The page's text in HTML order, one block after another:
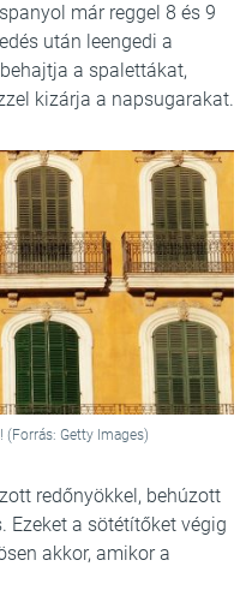
már reggel 8 és 9
után leengedi a
a spalettákat,
kizárja a napsugarakat.
Getty Images)
redőnyökkel, behúzott
Ezeket a sötétítőket végig
akkor, amikor a